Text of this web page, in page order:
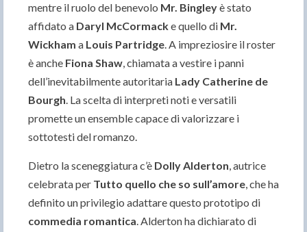
mentre il ruolo del benevolo Mr. Bingleyè stato
affidato a Daryl McCormacke quello di Mr.
Wickham a Louis Partridge. A impreziosire il roster
è anche Fiona Shaw, chiamata a vestire i panni
dell’inevitabilmente autoritaria Lady Catherine de
Bourgh. La scelta di interpreti noti e versatili
promette un ensemble capace di valorizzare i
sottotesti del romanzo.
Dietro la sceneggiatura c’è Dolly Alderton, autrice
celebrata per Tutto quello che so sull’amore, che ha
definito un privilegio adattare questo prototipo di
commedia romantica. Alderton ha dichiarato di